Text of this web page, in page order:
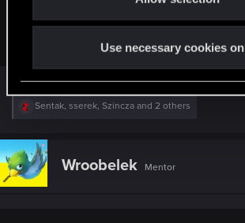
Use necessary cookies
przestrzegania zasad poprawnej pisowni,
R
c
t
i
o
Sentak, sserek, Szincza and 2 others
Wroobelek Mentor